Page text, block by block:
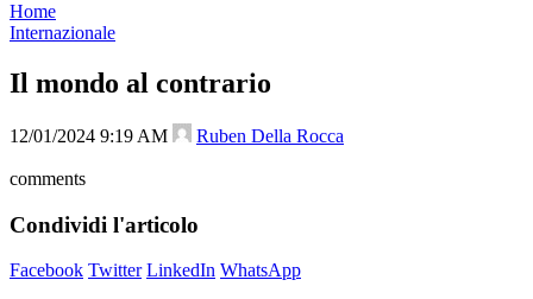
Home
Internazionale
Il mondo al contrario
12/01/2024 9:19 AM Ruben Della Rocca
comments
Condividi l'articolo
Facebook Twitter LinkedIn WhatsApp